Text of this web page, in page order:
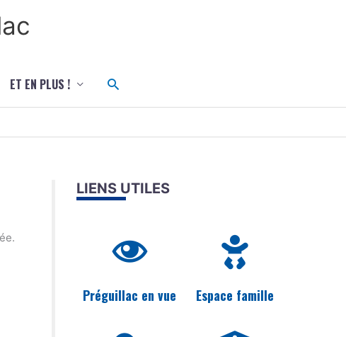
ET EN PLUS ! Rechercher
LIENS UTILES
Préguillac en vue Espace famille